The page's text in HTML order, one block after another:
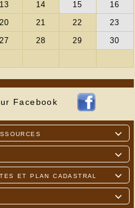
sur Facebook



et plan cadastral
